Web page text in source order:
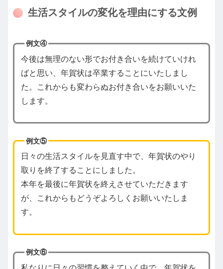
生活スタイルの変化を理由にする文例
例文④
今後は無理のない形でお付き合いを続けていけれ
ばと思い、年賀状は卒業することにいたしまし
た。これからも変わらぬお付き合いをお願いいた
します。
例文⑤
日々の生活スタイルを見直す中で、年賀状のやり
取りを終了することにしました。
本年を最後に年賀状を終えさせていただきます
が、これからもどうぞよろしくお願いいたしま
す。
例文⑥